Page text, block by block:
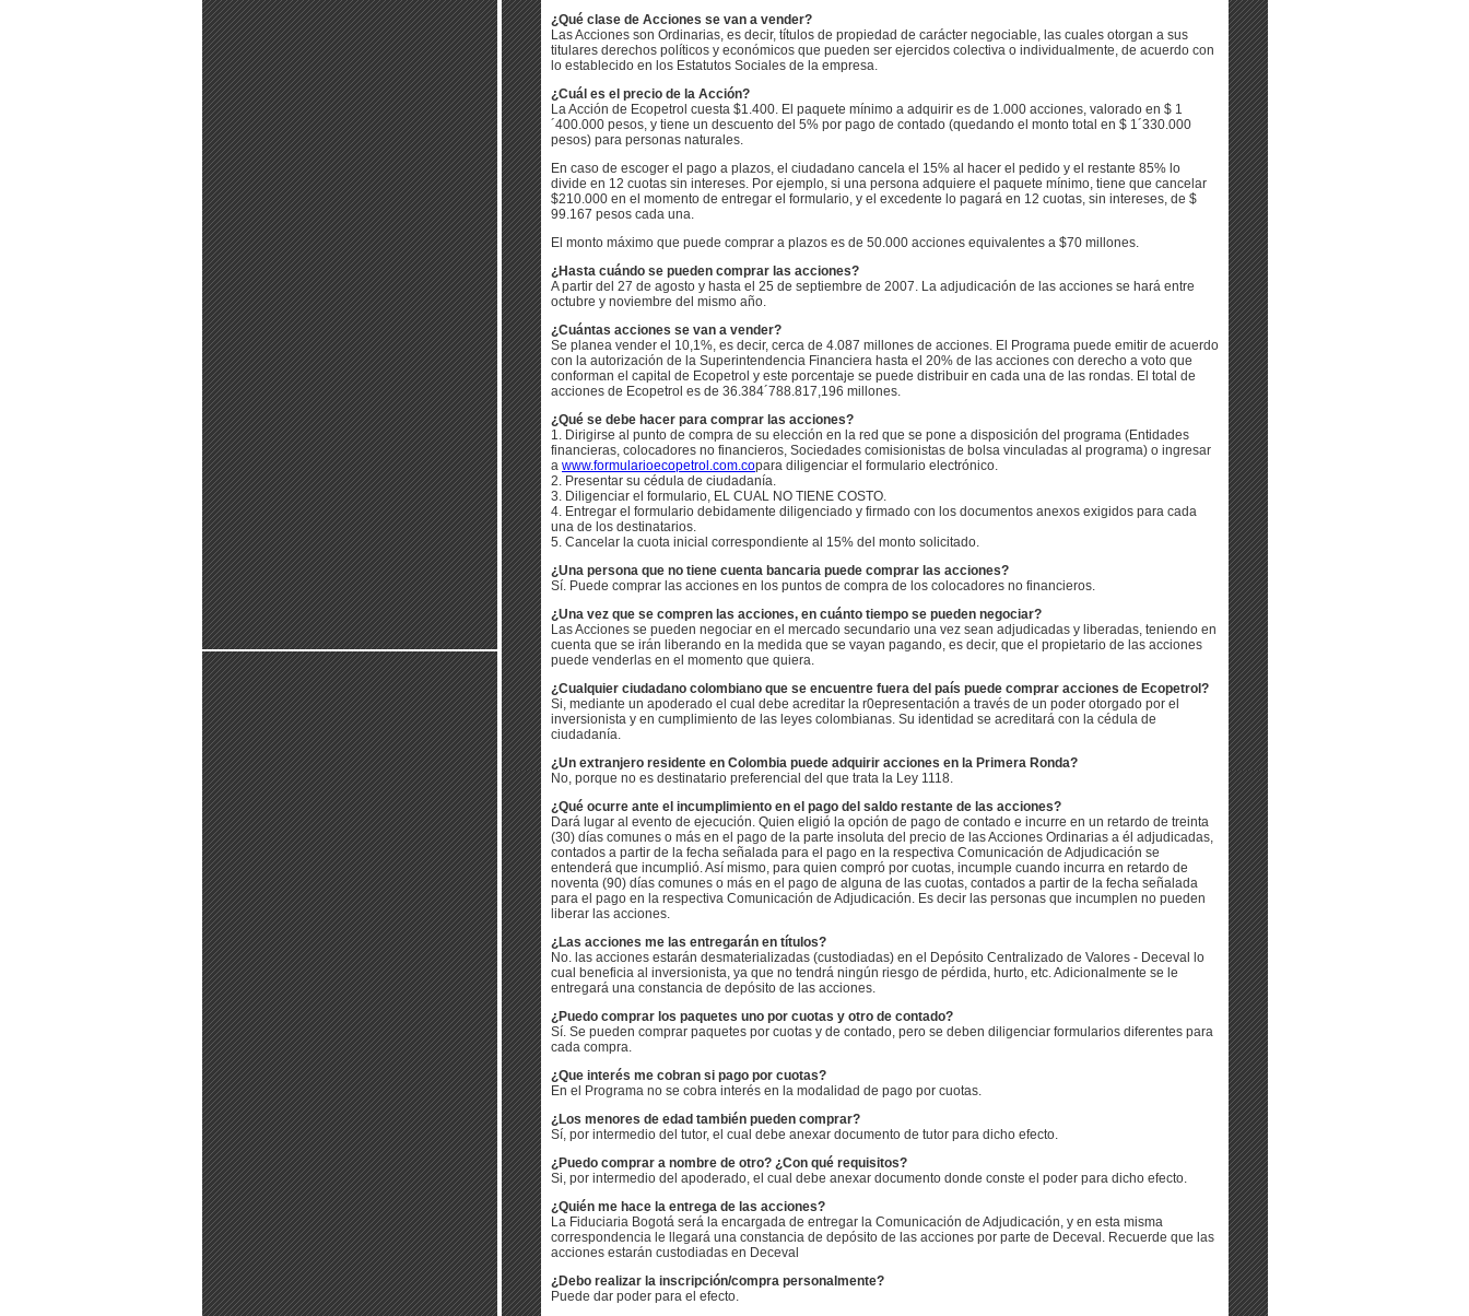
¿Qué clase de Acciones se van a vender?
Las Acciones son Ordinarias, es decir, títulos de propiedad de carácter negociable, las cuales otorgan a sus
titulares derechos políticos y económicos que pueden ser ejercidos colectiva o individualmente, de acuerdo con
lo establecido en los Estatutos Sociales de la empresa.
¿Cuál es el precio de la Acción?
La Acción de Ecopetrol cuesta $1.400. El paquete mínimo a adquirir es de 1.000 acciones, valorado en $ 1
´400.000 pesos, y tiene un descuento del 5% por pago de contado (quedando el monto total en $ 1´330.000
pesos) para personas naturales.
En caso de escoger el pago a plazos, el ciudadano cancela el 15% al hacer el pedido y el restante 85% lo
divide en 12 cuotas sin intereses. Por ejemplo, si una persona adquiere el paquete mínimo, tiene que cancelar
$210.000 en el momento de entregar el formulario, y el excedente lo pagará en 12 cuotas, sin intereses, de $
99.167 pesos cada una.
El monto máximo que puede comprar a plazos es de 50.000 acciones equivalentes a $70 millones.
¿Hasta cuándo se pueden comprar las acciones?
A partir del 27 de agosto y hasta el 25 de septiembre de 2007. La adjudicación de las acciones se hará entre
octubre y noviembre del mismo año.
¿Cuántas acciones se van a vender?
Se planea vender el 10,1%, es decir, cerca de 4.087 millones de acciones. El Programa puede emitir de acuerdo
con la autorización de la Superintendencia Financiera hasta el 20% de las acciones con derecho a voto que
conforman el capital de Ecopetrol y este porcentaje se puede distribuir en cada una de las rondas. El total de
acciones de Ecopetrol es de 36.384´788.817,196 millones.
¿Qué se debe hacer para comprar las acciones?
1. Dirigirse al punto de compra de su elección en la red que se pone a disposición del programa (Entidades
financieras, colocadores no financieros, Sociedades comisionistas de bolsa vinculadas al programa) o ingresar
a www.formularioecopetrol.com.copara diligenciar el formulario electrónico.
2. Presentar su cédula de ciudadanía.
3. Diligenciar el formulario, EL CUAL NO TIENE COSTO.
4. Entregar el formulario debidamente diligenciado y firmado con los documentos anexos exigidos para cada
una de los destinatarios.
5. Cancelar la cuota inicial correspondiente al 15% del monto solicitado.
¿Una persona que no tiene cuenta bancaria puede comprar las acciones?
Sí. Puede comprar las acciones en los puntos de compra de los colocadores no financieros.
¿Una vez que se compren las acciones, en cuánto tiempo se pueden negociar?
Las Acciones se pueden negociar en el mercado secundario una vez sean adjudicadas y liberadas, teniendo en
cuenta que se irán liberando en la medida que se vayan pagando, es decir, que el propietario de las acciones
puede venderlas en el momento que quiera.
¿Cualquier ciudadano colombiano que se encuentre fuera del país puede comprar acciones de Ecopetrol?
Si, mediante un apoderado el cual debe acreditar la r0epresentación a través de un poder otorgado por el
inversionista y en cumplimiento de las leyes colombianas. Su identidad se acreditará con la cédula de
ciudadanía.
¿Un extranjero residente en Colombia puede adquirir acciones en la Primera Ronda?
No, porque no es destinatario preferencial del que trata la Ley 1118.
¿Qué ocurre ante el incumplimiento en el pago del saldo restante de las acciones?
Dará lugar al evento de ejecución. Quien eligió la opción de pago de contado e incurre en un retardo de treinta
(30) días comunes o más en el pago de la parte insoluta del precio de las Acciones Ordinarias a él adjudicadas,
contados a partir de la fecha señalada para el pago en la respectiva Comunicación de Adjudicación se
entenderá que incumplió. Así mismo, para quien compró por cuotas, incumple cuando incurra en retardo de
noventa (90) días comunes o más en el pago de alguna de las cuotas, contados a partir de la fecha señalada
para el pago en la respectiva Comunicación de Adjudicación. Es decir las personas que incumplen no pueden
liberar las acciones.
¿Las acciones me las entregarán en títulos?
No. las acciones estarán desmaterializadas (custodiadas) en el Depósito Centralizado de Valores - Deceval lo
cual beneficia al inversionista, ya que no tendrá ningún riesgo de pérdida, hurto, etc. Adicionalmente se le
entregará una constancia de depósito de las acciones.
¿Puedo comprar los paquetes uno por cuotas y otro de contado?
Sí. Se pueden comprar paquetes por cuotas y de contado, pero se deben diligenciar formularios diferentes para
cada compra.
¿Que interés me cobran si pago por cuotas?
En el Programa no se cobra interés en la modalidad de pago por cuotas.
¿Los menores de edad también pueden comprar?
Sí, por intermedio del tutor, el cual debe anexar documento de tutor para dicho efecto.
¿Puedo comprar a nombre de otro? ¿Con qué requisitos?
Si, por intermedio del apoderado, el cual debe anexar documento donde conste el poder para dicho efecto.
¿Quién me hace la entrega de las acciones?
La Fiduciaria Bogotá será la encargada de entregar la Comunicación de Adjudicación, y en esta misma
correspondencia le llegará una constancia de depósito de las acciones por parte de Deceval. Recuerde que las
acciones estarán custodiadas en Deceval
¿Debo realizar la inscripción/compra personalmente?
Puede dar poder para el efecto.